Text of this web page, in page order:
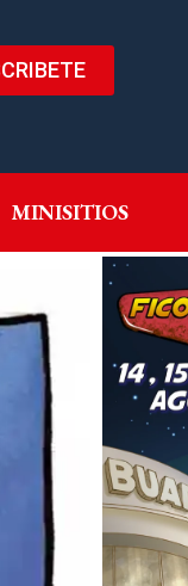
MINISITIOS
MINISITIOS